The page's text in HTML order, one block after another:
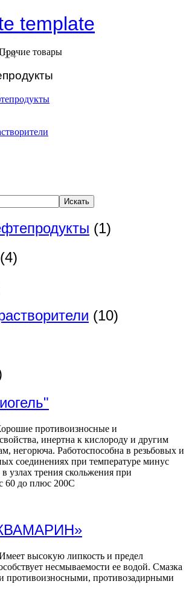
14 товары
Искать
(1)
(4)
(10)
противоизносные и
инертна к кислороду и другим
негорюча. Работоспособна в резьбовых и
соединениях при температуре минус
узлах трения скольжения при
60 до плюс 200С
высокую липкость и предел
несмываемости ее водой. Смазка
противоизносными, противозадирными